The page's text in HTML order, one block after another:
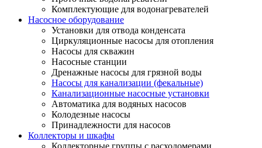
Комплектующие для водонагревателей
Насосное оборудование
Установки для отвода конденсата
Циркуляционные насосы для отопления
Насосы для скважин
Насосные станции
Дренажные насосы для грязной воды
Насосы для канализации (фекальные)
Канализационные насосные установки
Автоматика для водяных насосов
Колодезные насосы
Принадлежности для насосов
Коллекторы и шкафы
Коллекторные группы с расходомерами